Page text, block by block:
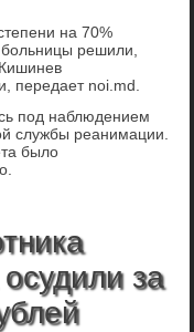
на 70%
больницы решили,
передает noi.md.
под наблюдением
службы реанимации.
было
за